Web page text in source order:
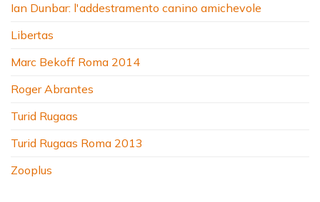
Ian Dunbar: l'addestramento canino amichevole
Libertas
Marc Bekoff Roma 2014
Roger Abrantes
Turid Rugaas
Turid Rugaas Roma 2013
Zooplus